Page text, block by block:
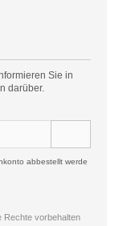
Sie in
darüber.
abbestellt werde
Rechte vorbehalten